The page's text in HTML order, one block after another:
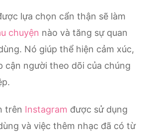
lựa chọn cẩn thận sẽ làm
chuyện nào và tăng sự quan
Nó giúp thể hiện cảm xúc,
cận người theo dõi của chúng
trên Instagram được sử dụng
và việc thêm nhạc đã có từ